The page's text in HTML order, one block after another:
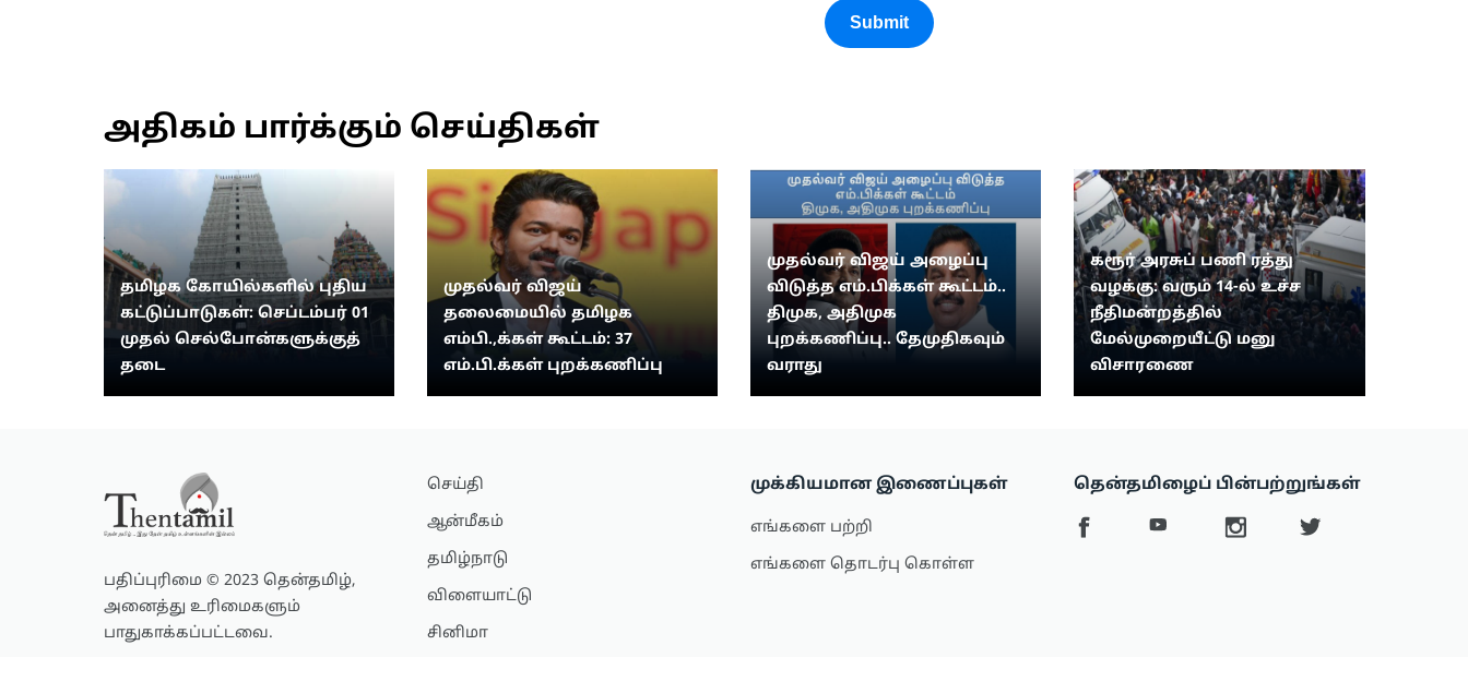
Submit
அதிகம் பார்க்கும் செய்திகள்
தமிழக கோயில்களில் புதிய
கட்டுப்பாடுகள்: செப்டம்பர் 01
முதல் செல்போன்களுக்குத்
தடை
முதல்வர் விஜய்
தலைமையில் தமிழக
எம்பி.,க்கள் கூட்டம்: 37
எம்.பி.க்கள் புறக்கணிப்பு
முதல்வர் விஜய் அழைப்பு
விடுத்த எம்.பிக்கள் கூட்டம்..
திமுக, அதிமுக
புறக்கணிப்பு.. தேமுதிகவும்
வராது
கரூர் அரசுப் பணி ரத்து
வழக்கு: வரும் 14-ல் உச்ச
நீதிமன்றத்தில்
மேல்முறையீட்டு மனு
விசாரணை
பதிப்புரிமை © 2023 தென்தமிழ்,
அனைத்து உரிமைகளும்
பாதுகாக்கப்பட்டவை.
செய்தி
ஆன்மீகம்
தமிழ்நாடு
விளையாட்டு
சினிமா
முக்கியமான இணைப்புகள்
எங்களை பற்றி
எங்களை தொடர்பு கொள்ள
தென்தமிழைப் பின்பற்றுங்கள்